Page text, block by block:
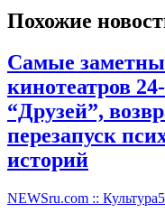
Похожие
Самые
кинотеатров
“Друзей”,
перезапуск
историй
NEWSru.com :: Культура